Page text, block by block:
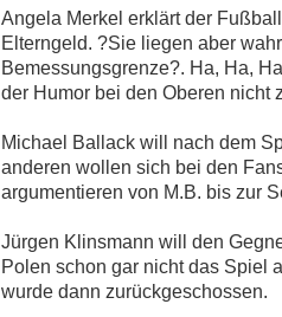
Angela Merkel erklärt der
Elterngeld. ?Sie liegen aber
Bemessungsgrenze?. Ha, Ha,
der Humor bei den Oberen nicht
Michael Ballack will nach dem
anderen wollen sich bei den
argumentieren von M.B. bis zur
Jürgen Klinsmann will den
Polen schon gar nicht das Spiel
wurde dann zurückgeschossen.